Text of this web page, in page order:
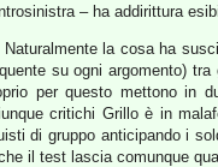
– ha addirittura
Naturalmente la cosa ha
su ogni argomento)
per questo mettono in
critichi Grillo è in
di gruppo anticipando i
il test lascia comunque